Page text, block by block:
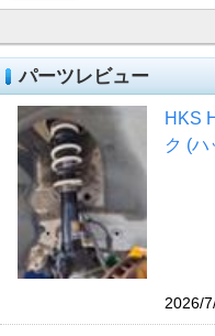
パーツレビュー
HKS
ク (ハ
2026/